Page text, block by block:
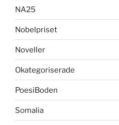
NA25
Nobelpriset
Noveller
Okategoriserade
PoesiBoden
Somalia